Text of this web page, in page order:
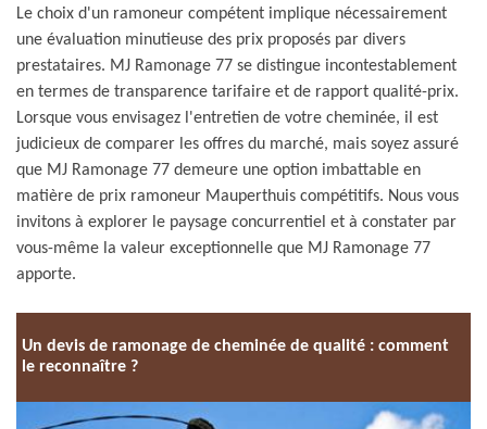
Le choix d'un ramoneur compétent implique nécessairement
une évaluation minutieuse des prix proposés par divers
prestataires. MJ Ramonage 77 se distingue incontestablement
en termes de transparence tarifaire et de rapport qualité-prix.
Lorsque vous envisagez l'entretien de votre cheminée, il est
judicieux de comparer les offres du marché, mais soyez assuré
que MJ Ramonage 77 demeure une option imbattable en
matière de prix ramoneur Mauperthuis compétitifs. Nous vous
invitons à explorer le paysage concurrentiel et à constater par
vous-même la valeur exceptionnelle que MJ Ramonage 77
apporte.
Un devis de ramonage de cheminée de qualité : comment
le reconnaître ?